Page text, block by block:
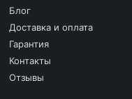
Блог
Доставка и оплата
Гарантия
Контакты
Отзывы